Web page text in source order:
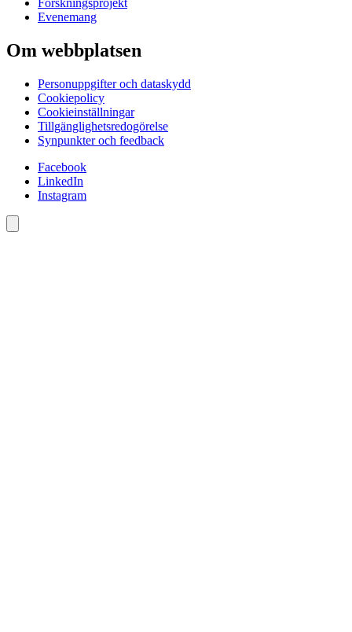
Forskningsprojekt
Evenemang
Om webbplatsen
Personuppgifter och dataskydd
Cookiepolicy
Cookieinställningar
Tillgänglighetsredogörelse
Synpunkter och feedback
Facebook
LinkedIn
Instagram